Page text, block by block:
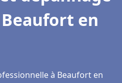
en
à Beaufort en